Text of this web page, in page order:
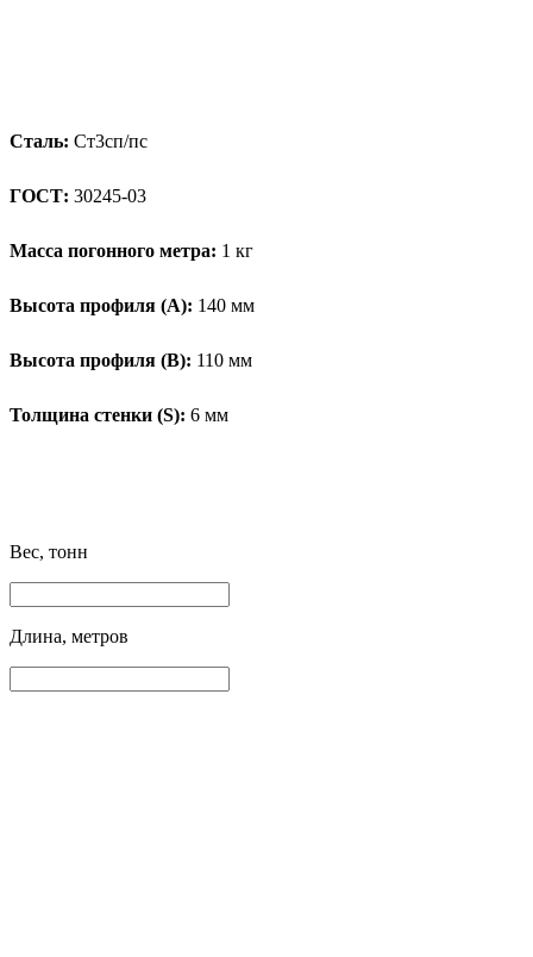
Сталь: Ст3сп/пс
ГОСТ: 30245-03
Масса погонного метра: 1 кг
Высота профиля (А): 140 мм
Высота профиля (B): 110 мм
Толщина стенки (S): 6 мм
Вес, тонн
Длина, метров